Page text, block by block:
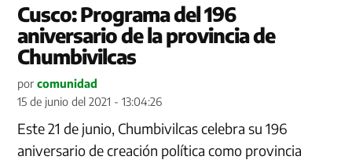
Cusco: Programa del 196
aniversario de la provincia de
Chumbivilcas
por comunidad
15 de junio del 2021 - 13:04:26
Este 21 de junio, Chumbivilcas celebra su 196
aniversario de creación política como provincia